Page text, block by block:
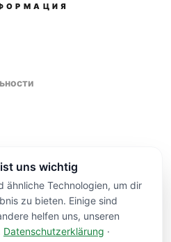
uns wichtig
ähnliche Technologien, um dir
zu bieten. Einige sind
helfen uns, unseren
Datenschutzerklärung ·